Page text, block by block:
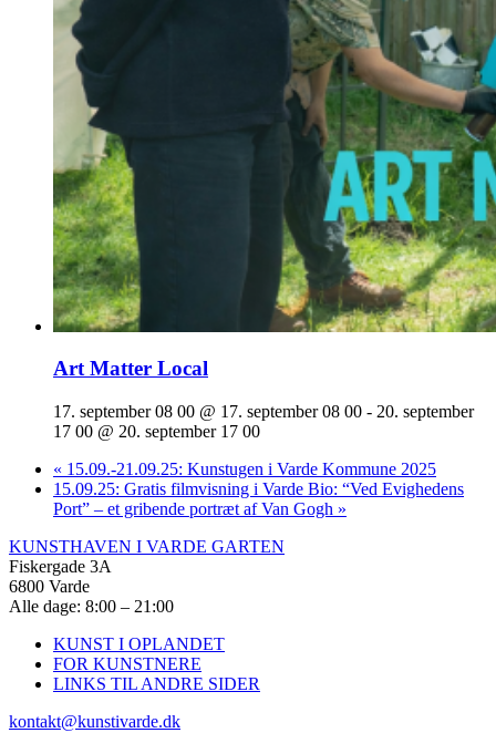
Art Matter Local
17. september 08 00 @ 17. september 08 00 - 20. september
17 00 @ 20. september 17 00
« 15.09.-21.09.25: Kunstugen i Varde Kommune 2025
15.09.25: Gratis filmvisning i Varde Bio: “Ved Evighedens
Port” – et gribende portræt af Van Gogh »
KUNSTHAVEN I VARDE GARTEN
Fiskergade 3A
6800 Varde
Alle dage: 8:00 – 21:00
KUNST I OPLANDET
FOR KUNSTNERE
LINKS TIL ANDRE SIDER
kontakt@kunstivarde.dk